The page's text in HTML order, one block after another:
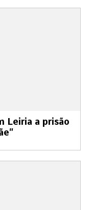
Leiria a prisão